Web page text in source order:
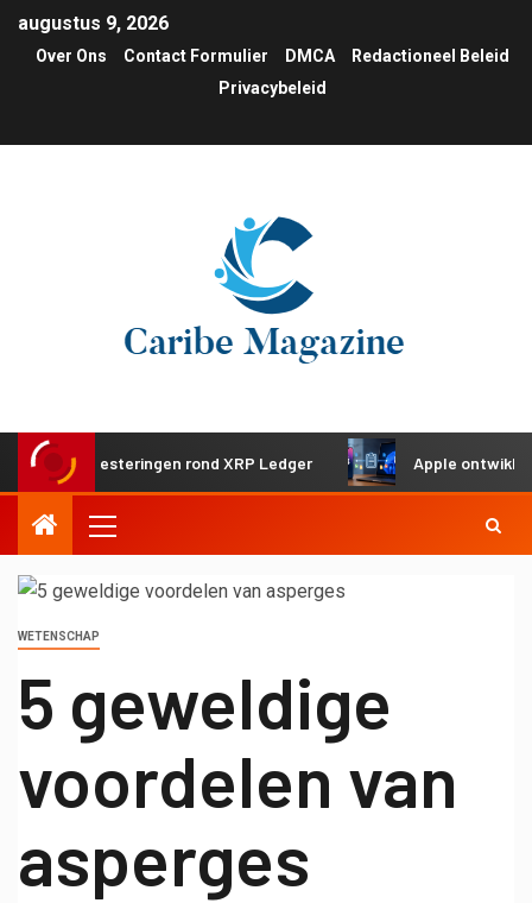
augustus 9, 2026
Over Ons Contact Formulier DMCA
Redactioneel Beleid
Privacybeleid
investeringen rond XRP Ledger Apple ontwikkelt
WETENSCHAP
5 geweldige
voordelen van
asperges